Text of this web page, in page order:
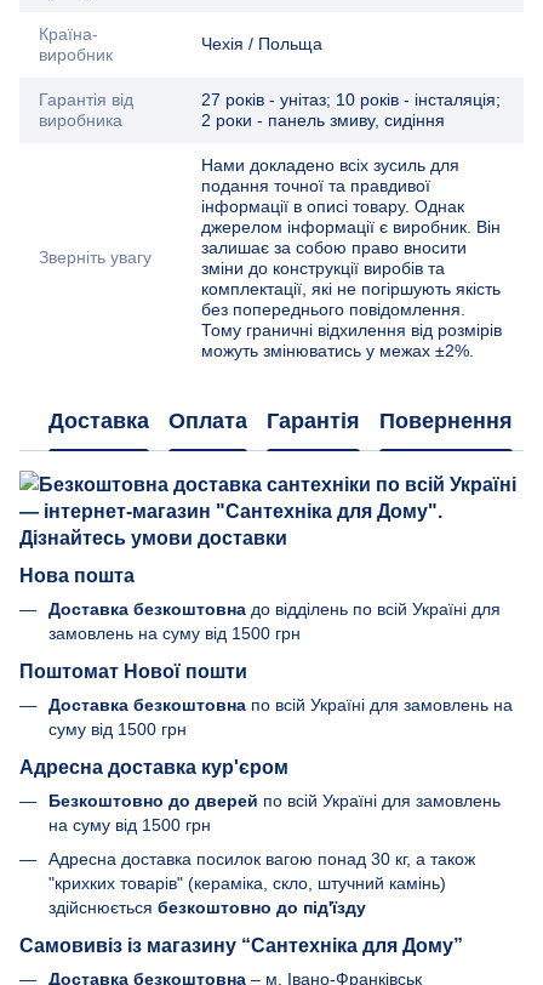
Країна-
виробник
Чехія / Польща
Гарантія від
виробника
27 років - унітаз; 10 років - інсталяція;
2 роки - панель змиву, сидіння
Зверніть увагу
Нами докладено всіх зусиль для
подання точної та правдивої
інформації в описі товару. Однак
джерелом інформації є виробник. Він
залишає за собою право вносити
зміни до конструкції виробів та
комплектації, які не погіршують якість
без попереднього повідомлення.
Тому граничні відхилення від розмірів
можуть змінюватись у межах ±2%.
Доставка Оплата Гарантія Повернення
Нова пошта
Доставка безкоштовна до відділень по всій Україні для
замовлень на суму від 1500 грн
Поштомат Нової пошти
Доставка безкоштовна по всій Україні для замовлень на
суму від 1500 грн
Адресна доставка кур'єром
Безкоштовно до дверей по всій Україні для замовлень
на суму від 1500 грн
Адресна доставка посилок вагою понад 30 кг, а також
"крихких товарів" (кераміка, скло, штучний камінь)
здійснюється безкоштовно до під'їзду
Самовивіз із магазину “Сантехніка для Дому”
Доставка безкоштовна – м. Івано-Франківськ